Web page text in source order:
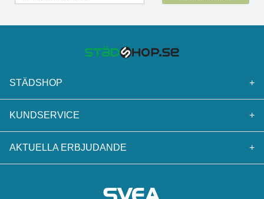
STÄDSHOP +
KUNDSERVICE +
AKTUELLA ERBJUDANDE +